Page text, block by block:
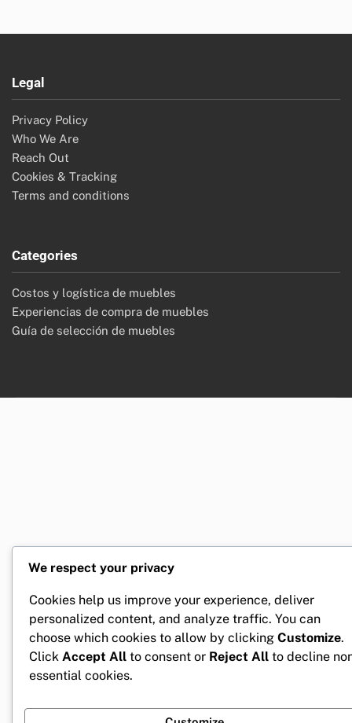
Legal
Privacy Policy
Who We Are
Reach Out
Cookies & Tracking
Terms and conditions
Categories
Costos y logística de muebles
Experiencias de compra de muebles
Guía de selección de muebles
We respect your privacy
Cookies help us improve your experience, deliver
personalized content, and analyze traffic. You can
choose which cookies to allow by clicking Customize.
Click Accept All to consent or Reject All to decline
essential cookies.